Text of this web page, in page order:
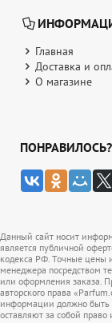
Главная
Доставка и
О магазине
Данный сайт носит
является публичной
кодекса РФ. Точные цены
менеджера посредством
или оформления заказа.
авторского права
информации должно быть
оставляют за собой